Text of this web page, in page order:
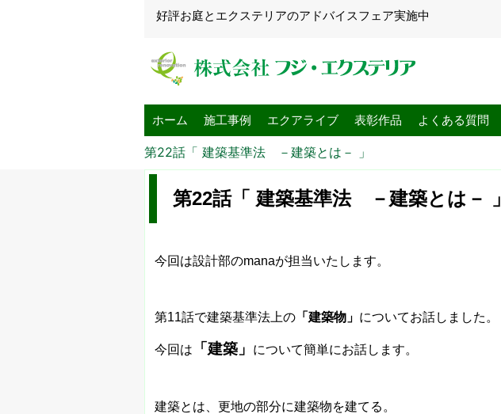
好評お庭とエクステリアのアドバイスフェア実施中
ホーム 施工事例 エクアライブ 表彰作品 よくある質問
第22話「 建築基準法 －建築とは－ 」
第22話「 建築基準法 －建築とは－ 」
今回は設計部のmanaが担当いたします。
第11話で建築基準法上の 「建築物」 についてお話しました。
今回は 「建築」 について簡単にお話します。
建築とは、更地の部分に建築物を建てる。